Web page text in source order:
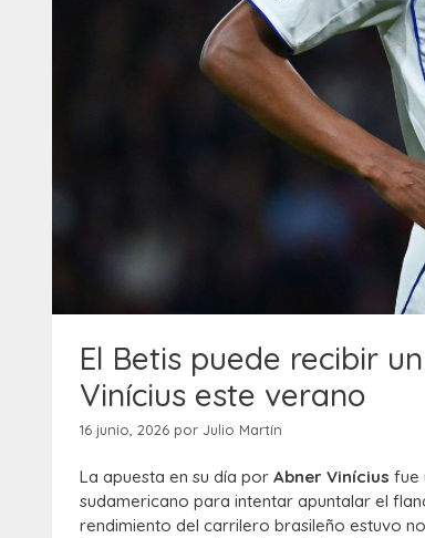
El Betis puede recibir
Vinícius este verano
16 junio, 2026 por Julio Martín
La apuesta en su día por Abner Vinícius fue
sudamericano para intentar apuntalar el
rendimiento del carrilero brasileño estuvo